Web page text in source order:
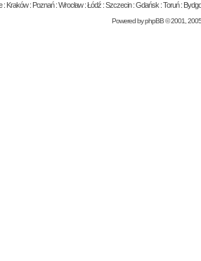
Kraków : Poznań : Wrocław : Łódź : Szczecin : Gdańsk : Toruń :
Powered byphpBB© 2001,